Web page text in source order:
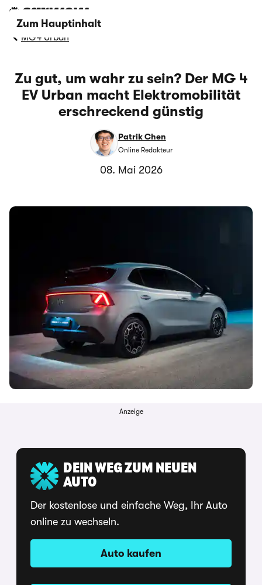
Zum Hauptinhalt
MG4 Urban
Zu gut, um wahr zu sein? Der MG 4
EV Urban macht Elektromobilität
erschreckend günstig
Patrik Chen
Online Redakteur
08. Mai 2026
Anzeige
DEIN WEG ZUM NEUEN
AUTO
Der kostenlose und einfache Weg, Ihr Auto
online zu wechseln.
Auto kaufen